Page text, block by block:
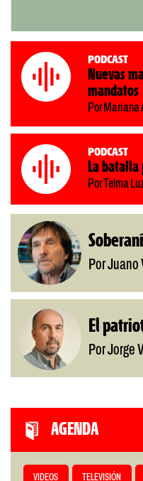
Podcast
Nuevas
mandatos
Por Mariana
Podcast
La
Por Telma
Por Juano
El
Por Jorge
AGENDA
VIDEOS TELEVISIÓN